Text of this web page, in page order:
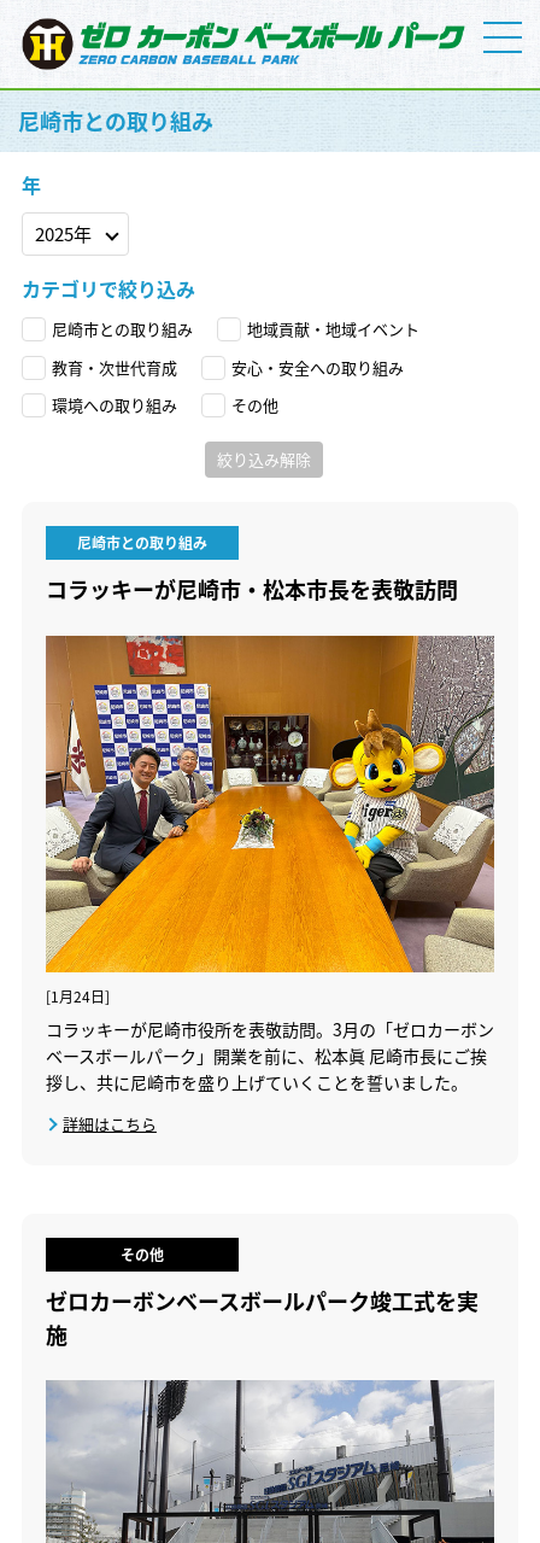
尼崎市との取り組み
年
カテゴリで絞り込み
尼崎市との取り組み
地域貢献・地域イベント
教育・次世代育成
安心・安全への取り組み
環境への取り組み
その他
尼崎市との取り組み
コラッキーが尼崎市・松本市長を表敬訪問
[1月24日]
コラッキーが尼崎市役所を表敬訪問。3月の「ゼロカーボン
ベースボールパーク」開業を前に、松本眞 尼崎市長にご挨
拶し、共に尼崎市を盛り上げていくことを誓いました。
詳細はこちら
その他
ゼロカーボンベースボールパーク竣工式を実
施